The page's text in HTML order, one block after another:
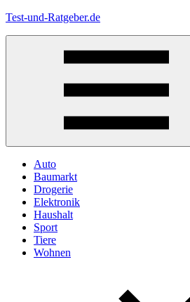
Zum
Test-und-Ratgeber.de
Auto
Baumarkt
Drogerie
Elektronik
Haushalt
Sport
Tiere
Wohnen